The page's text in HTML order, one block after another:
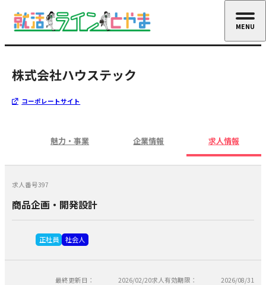
株式会社ハウステック
コーポレートサイト
魅力・事業 企業情報 求人情報
求人番号397
商品企画・開発設計
正社員 社会人
最終更新日： 2026/02/20求人有効期限： 2026/08/31
MENU